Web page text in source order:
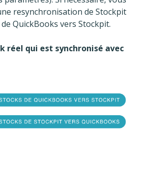
resynchronisation de Stockpit
QuickBooks vers Stockpit.
réel qui est synchronisé avec